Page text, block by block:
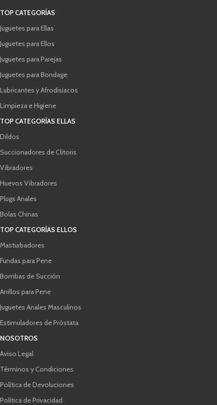
TOP CATEGORÍAS
Juguetes para Ellas
Juguetes para Ellos
Juguetes para Parejas
Juguetes para Bondage
Lubricantes y Afrodisíacos
Limpieza e Higiene
TOP CATEGORÍAS ELLAS
Dildos
Succionadores de Clítoris
Vibradores
Huevos Vibradores
Plugs Anales
Bolas Chinas
TOP CATEGORÍAS ELLOS
Masturbadores
Fundas para Pene
Bombas de Succión
Anillos para Pene
Juguetes Anales Masculinos
Estimuladores de Próstata
NOSOTROS
Aviso Legal
Términos y Condiciones
Política de Devoluciones
Política de Privacidad